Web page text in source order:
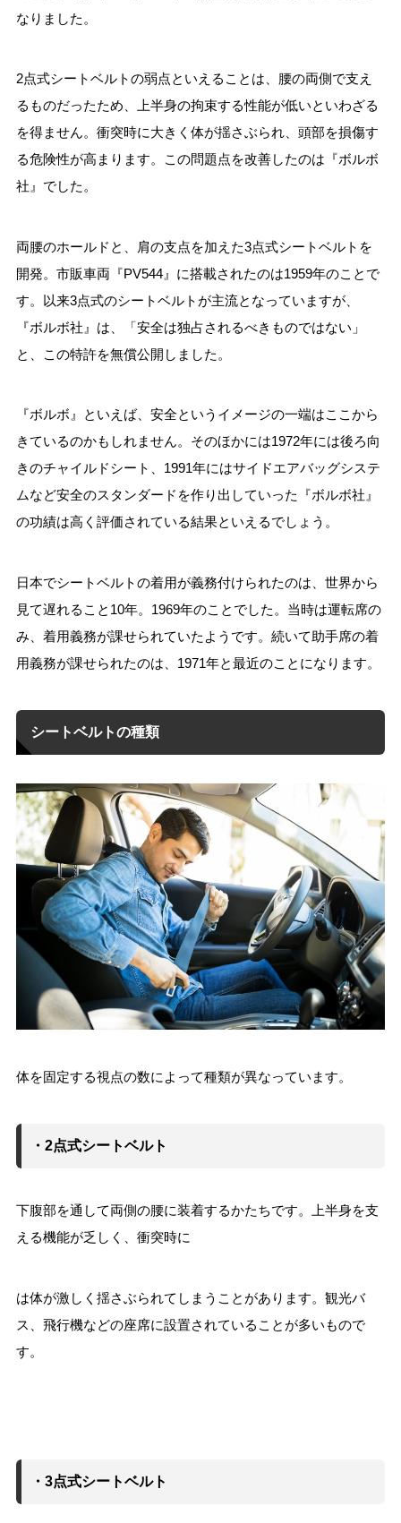
なりました。
2点式シートベルトの弱点といえることは、腰の両側で支え
るものだったため、上半身の拘束する性能が低いといわざる
を得ません。衝突時に大きく体が揺さぶられ、頭部を損傷す
る危険性が高まります。この問題点を改善したのは『ボルボ
社』でした。
両腰のホールドと、肩の支点を加えた3点式シートベルトを
開発。市販車両『PV544』に搭載されたのは1959年のことで
す。以来3点式のシートベルトが主流となっていますが、
『ボルボ社』は、「安全は独占されるべきものではない」
と、この特許を無償公開しました。
『ボルボ』といえば、安全というイメージの一端はここから
きているのかもしれません。そのほかには1972年には後ろ向
きのチャイルドシート、1991年にはサイドエアバッグシステ
ムなど安全のスタンダードを作り出していった『ボルボ社』
の功績は高く評価されている結果といえるでしょう。
日本でシートベルトの着用が義務付けられたのは、世界から
見て遅れること10年。1969年のことでした。当時は運転席の
み、着用義務が課せられていたようです。続いて助手席の着
用義務が課せられたのは、1971年と最近のことになります。
シートベルトの種類
体を固定する視点の数によって種類が異なっています。
・2点式シートベルト
下腹部を通して両側の腰に装着するかたちです。上半身を支
える機能が乏しく、衝突時に
は体が激しく揺さぶられてしまうことがあります。観光バ
ス、飛行機などの座席に設置されていることが多いもので
す。
・3点式シートベルト